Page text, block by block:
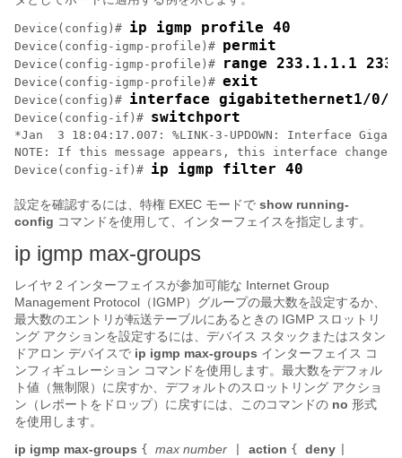
Device (config)# ip igmp profile 40
Device (config-igmp-profile)# permit
Device (config-igmp-profile)# range 233.1.1.1
Device (config-igmp-profile)# exit
Device (config)# interface gigabitethernet1/0/2
Device (config-if)# switchport
*Jan  3 18:04:17.007: %LINK-3-UPDOWN: Interface
Device (config-if)# ip igmp filter 40
設定を確認するには、特権 EXEC モードで show running-
config コマンドを使用して、インターフェイスを指定します。
ip igmp max-groups
レイヤ 2 インターフェイスが参加可能な Internet Group
Management Protocol（IGMP）グループの最大数を設定するか、
最大数のエントリが転送テーブルにあるときの IGMP スロットリ
ング アクションを設定するには、 デバイス スタックまたはスタン
ドアロン デバイスで ip igmp max-groups インターフェイス コ
ンフィギュレーション コマンドを使用します。最大数をデフォル
ト値（無制限）に戻すか、デフォルトのスロットリング アクショ
ン（レポートをドロップ）に戻すには、このコマンドの no 形式
を使用します。
ip igmp max-groups { max number action { deny